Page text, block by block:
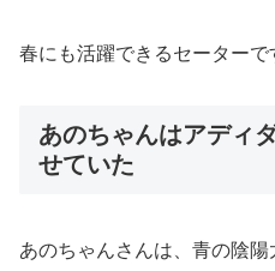
春にも活躍できるセーターで
あのちゃんはアディ
せていた
あのちゃんさんは、青の陰